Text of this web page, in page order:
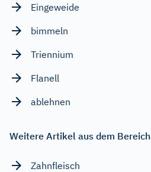
Eingeweide
bimmeln
Triennium
Flanell
ablehnen
Weitere Artikel aus dem
Zahnfleisch